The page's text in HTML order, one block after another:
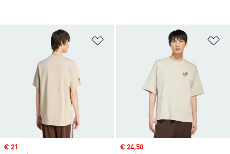
Añadir a la lista de deseos
Precio de venta
€ 21 Precio de venta
€ 24,50